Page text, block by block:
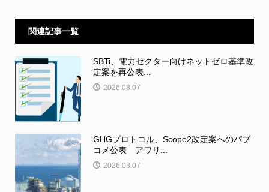
関連記事一覧
SBTi、電力セクター向けネットゼロ基準改
定案を再公表...
2026.08.07
GHGプロトコル、Scope2改定案へのパブ
コメ公表 アワリ...
2026.08.07